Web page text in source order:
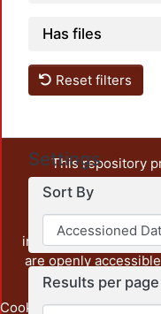
Has files
Reset filters
Settings
Sort By
Results per page
This repository
unrestricted open
output of UAM
administrative
institution, as well as
are openly
Cookie Privacy End